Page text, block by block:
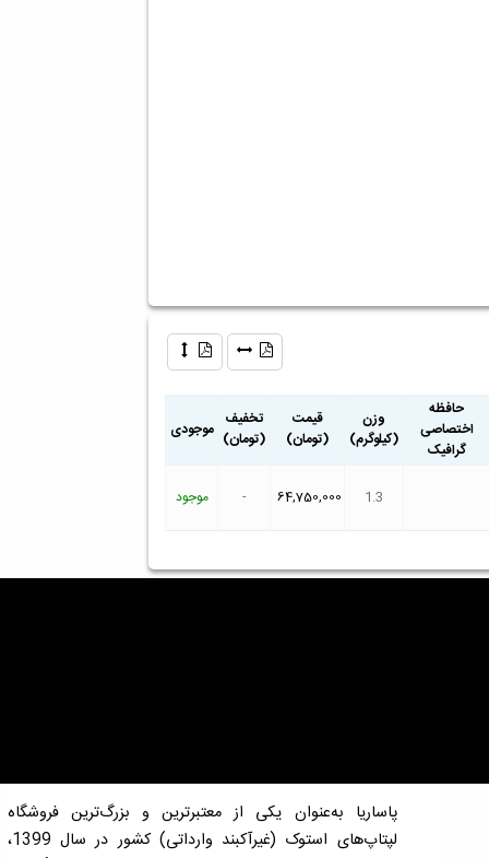
حافظه
اختصاصی
گرافیک
وزن
(کیلوگرم)
قیمت
(تومان)
تخفیف
(تومان) موجودی
1.3
64,750,000
- موجود
پاساریا به‌عنوان یکی از معتبرترین و بزرگ‌ترین فروشگاه
لپتاپ‌های استوک (غیرآکبند وارداتی) کشور در سال 1399،